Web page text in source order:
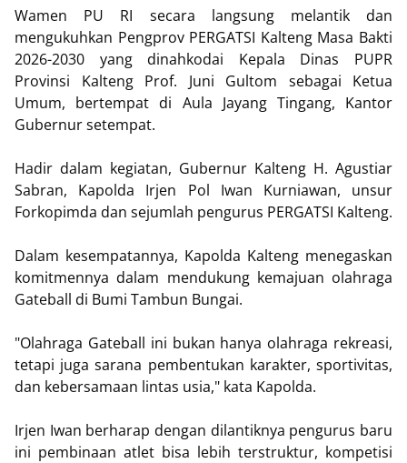
Wamen PU RI secara langsung melantik dan
mengukuhkan Pengprov PERGATSI Kalteng Masa Bakti
2026-2030 yang dinahkodai Kepala Dinas PUPR
Provinsi Kalteng Prof. Juni Gultom sebagai Ketua
Umum, bertempat di Aula Jayang Tingang, Kantor
Gubernur setempat.
Hadir dalam kegiatan, Gubernur Kalteng H. Agustiar
Sabran, Kapolda Irjen Pol Iwan Kurniawan, unsur
Forkopimda dan sejumlah pengurus PERGATSI Kalteng.
Dalam kesempatannya, Kapolda Kalteng menegaskan
komitmennya dalam mendukung kemajuan olahraga
Gateball di Bumi Tambun Bungai.
"Olahraga Gateball ini bukan hanya olahraga rekreasi,
tetapi juga sarana pembentukan karakter, sportivitas,
dan kebersamaan lintas usia," kata Kapolda.
Irjen Iwan berharap dengan dilantiknya pengurus baru
ini pembinaan atlet bisa lebih terstruktur, kompetisi